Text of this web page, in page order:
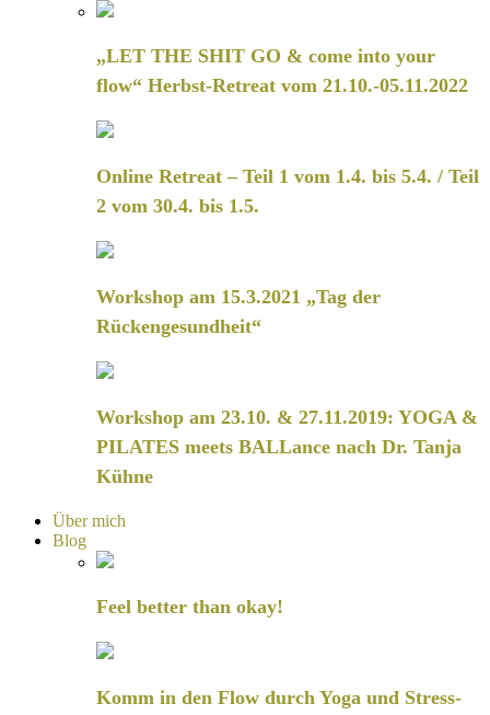
„LET THE SHIT GO & come into your
flow“ Herbst-Retreat vom 21.10.-05.11.2022
Online Retreat – Teil 1 vom 1.4. bis 5.4. / Teil
2 vom 30.4. bis 1.5.
Workshop am 15.3.2021 „Tag der
Rückengesundheit“
Workshop am 23.10. & 27.11.2019: YOGA &
PILATES meets BALLance nach Dr. Tanja
Kühne
Über mich
Blog
Feel better than okay!
Komm in den Flow durch Yoga und Stress-